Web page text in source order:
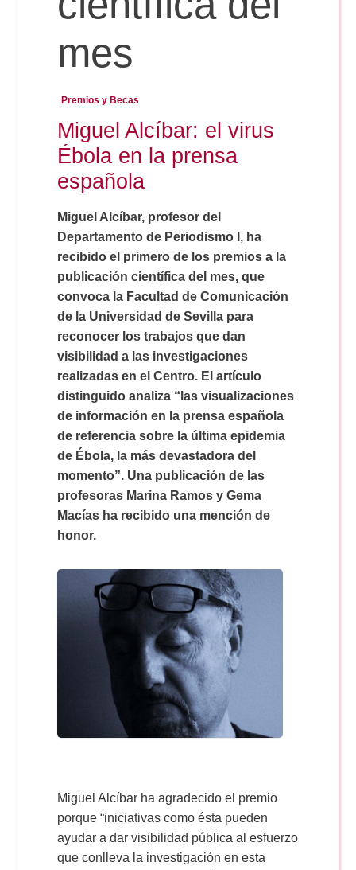
Reservas
Calendario Lectivo
Horarios
Periodismo
Publicidad y RR.PP
Comunicación Audiovisual
Doble Grado PER/CAV
Exámenes Grado
Periodismo
Publicidad y RR.PP
Comunicación Audiovisual
Doble Grado PER/CAV
Secretaría Virtual
#miTFG
#YoPractico
Boletines
mes
Premios y Becas
Miguel Alcíbar: el virus
Ébola en la prensa
española
Miguel Alcíbar, profesor del
Departamento de Periodismo I, ha
recibido el primero de los premios a la
publicación científica del mes, que
convoca la Facultad de Comunicación
de la Universidad de Sevilla para
reconocer los trabajos que dan
visibilidad a las investigaciones
realizadas en el Centro. El artículo
distinguido analiza “las visualizaciones
de información en la prensa española
de referencia sobre la última epidemia
de Ébola, la más devastadora del
momento”. Una publicación de las
profesoras Marina Ramos y Gema
Macías ha recibido una mención de
honor.
Miguel Alcíbar ha agradecido el premio
porque “iniciativas como ésta pueden
ayudar a dar visibilidad pública al esfuerzo
que conlleva la investigación en esta